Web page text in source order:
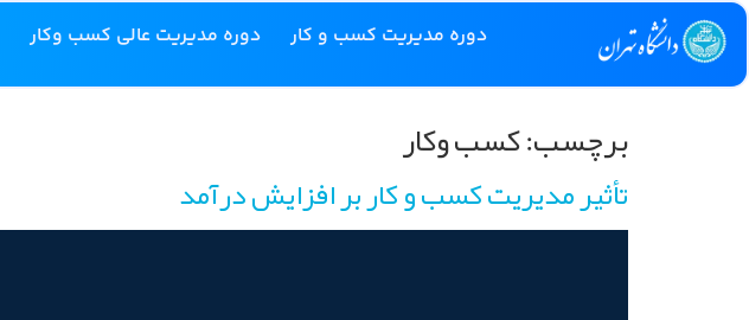
دوره مدیریت کسب و کار دوره مدیریت عالی کسب وکار
برچسب:کسب وکار
تأثیر مدیریت کسب و کار بر افزایش درآمد